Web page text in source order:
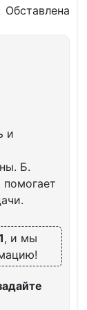
Обставлена
и
Б.
, и мы